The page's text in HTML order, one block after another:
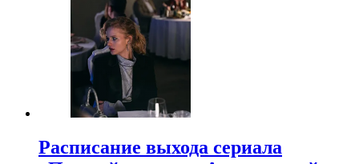
Расписание выхода сериала